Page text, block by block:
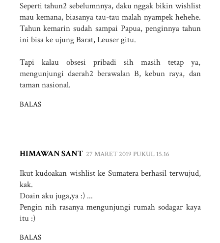
Seperti tahun2 sebelumnnya, daku nggak bikin wishlist
mau kemana, biasanya tau-tau malah nyampek hehehe.
Tahun kemarin sudah sampai Papua, penginnya tahun
ini bisa ke ujung Barat, Leuser gitu.
Tapi kalau obsesi pribadi sih masih tetap ya,
mengunjungi daerah2 berawalan B, kebun raya, dan
taman nasional.
BALAS
HIMAWAN SANT 27 MARET 2019 PUKUL 15.16
Ikut kudoakan wishlist ke Sumatera berhasil terwujud,
kak.
Doain aku juga,ya :) ...
Pengin nih rasanya mengunjungi rumah sodagar kaya
itu :)
BALAS